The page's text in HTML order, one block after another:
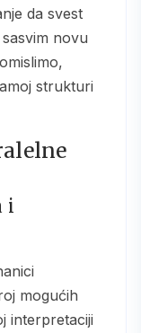
da svest
novu
strukturi
i
mogućih
interpretaciji